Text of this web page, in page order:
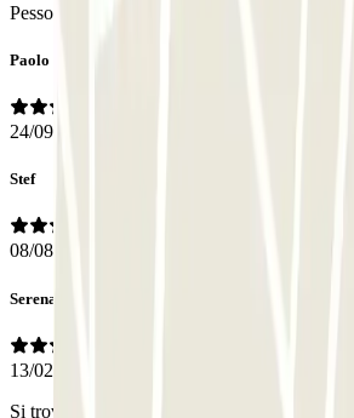
Pessoal
Paolo
24/09/2025
Stef
08/08/2025
Serena
13/02/2025
Si trova a due passi dalla metro Cornelia e in